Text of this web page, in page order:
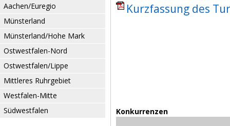
Aachen/Euregio
Münsterland
Münsterland/Hohe Mark
Ostwestfalen-Nord
Ostwestfalen/Lippe
Mittleres Ruhrgebiet
Westfalen-Mitte
Südwestfalen
Kurzfassung des
Konkurrenzen